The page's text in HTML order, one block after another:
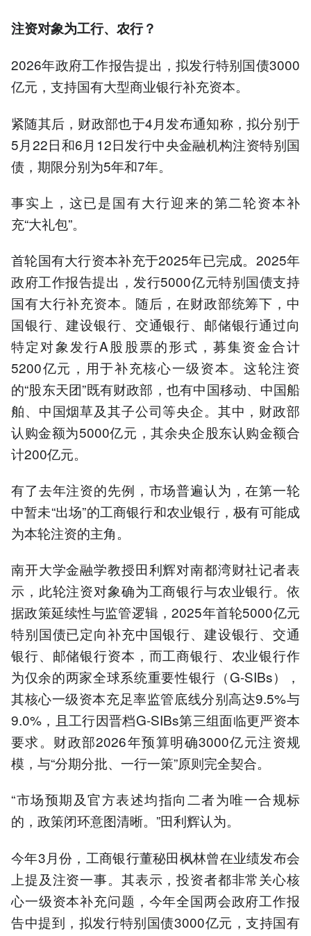
注资对象为工行、农行？
2026年政府工作报告提出，拟发行特别国债3000
亿元，支持国有大型商业银行补充资本。
紧随其后，财政部也于4月发布通知称，拟分别于
5月22日和6月12日发行中央金融机构注资特别国
债，期限分别为5年和7年。
事实上，这已是国有大行迎来的第二轮资本补
充“大礼包”。
首轮国有大行资本补充于2025年已完成。2025年
政府工作报告提出，发行5000亿元特别国债支持
国有大行补充资本。随后，在财政部统筹下，中
国银行、建设银行、交通银行、邮储银行通过向
特定对象发行A股股票的形式，募集资金合计
5200亿元，用于补充核心一级资本。这轮注资
的“股东天团”既有财政部，也有中国移动、中国船
舶、中国烟草及其子公司等央企。其中，财政部
认购金额为5000亿元，其余央企股东认购金额合
计200亿元。
有了去年注资的先例，市场普遍认为，在第一轮
中暂未“出场”的工商银行和农业银行，极有可能成
为本轮注资的主角。
南开大学金融学教授田利辉对南都湾财社记者表
示，此轮注资对象确为工商银行与农业银行。依
据政策延续性与监管逻辑，2025年首轮5000亿元
特别国债已定向补充中国银行、建设银行、交通
银行、邮储银行资本，而工商银行、农业银行作
为仅余的两家全球系统重要性银行（G-SIBs），
其核心一级资本充足率监管底线分别高达9.5%与
9.0%，且工行因晋档G-SIBs第三组面临更严资本
要求。财政部2026年预算明确3000亿元注资规
模，与“分期分批、一行一策”原则完全契合。
“市场预期及官方表述均指向二者为唯一合规标
的，政策闭环意图清晰。”田利辉认为。
今年3月份，工商银行董秘田枫林曾在业绩发布会
上提及注资一事。其表示，投资者都非常关心核
心一级资本补充问题，今年全国两会政府工作报
告中提到，拟发行特别国债3000亿元，支持国有